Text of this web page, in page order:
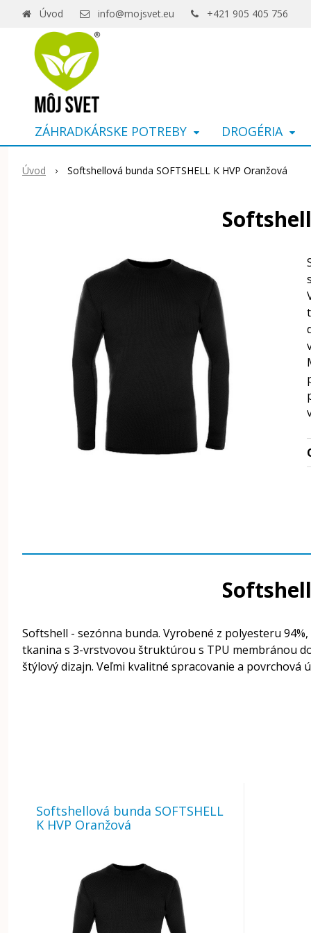
Úvod info@mojsvet.eu +421 905 405 756
ZÁHRADKÁRSKE POTREBY DROGÉRIA
Úvod Softshellová bunda SOFTSHELL K HVP Oranžová
Softshell - sezónna bunda. Vyrobené z polyesteru
tkanina s 3-vrstvovou štruktúrou s TPU membránou
štýlový dizajn. Veľmi kvalitné spracovanie a
Softshellová bunda SOFTSHELL
K HVP Oranžová